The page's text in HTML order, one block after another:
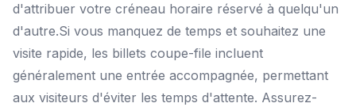
d'attribuer votre créneau horaire réservé à quelqu'un
d'autre.‍Si vous manquez de temps et souhaitez une
visite rapide, les billets coupe-file incluent
généralement une entrée accompagnée, permettant
aux visiteurs d'éviter les temps d'attente. Assurez-